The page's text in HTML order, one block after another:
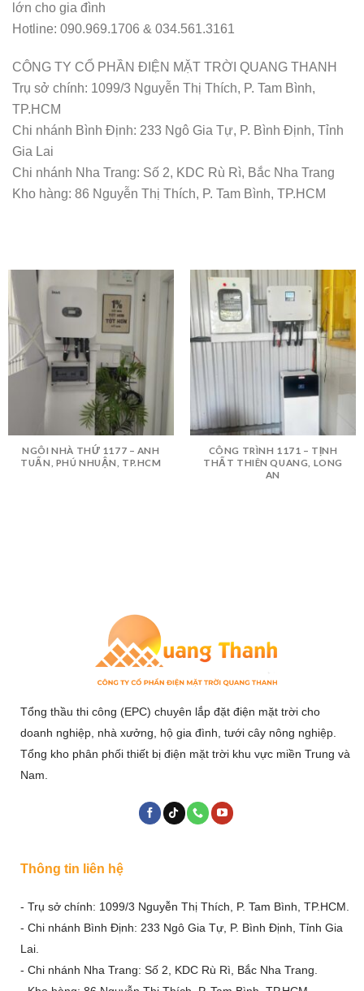
lớn cho gia đình
Hotline: 090.969.1706 & 034.561.3161
CÔNG TY CỔ PHẦN ĐIỆN MẶT TRỜI QUANG THANH
Trụ sở chính: 1099/3 Nguyễn Thị Thích, P. Tam Bình,
TP.HCM
Chi nhánh Bình Định: 233 Ngô Gia Tự, P. Bình Định, Tỉnh
Gia Lai
Chi nhánh Nha Trang: Số 2, KDC Rù Rì, Bắc Nha Trang
Kho hàng: 86 Nguyễn Thị Thích, P. Tam Bình, TP.HCM
NGÔI NHÀ THỨ 1177 – ANH
TUẤN, PHÚ NHUẬN, TP.HCM
CÔNG TRÌNH 1171 – TỊNH
THẤT THIÊN QUANG, LONG
AN
Tổng thầu thi công (EPC) chuyên lắp đặt điện mặt trời cho
doanh nghiệp, nhà xưởng, hộ gia đình, tưới cây nông nghiệp.
Tổng kho phân phối thiết bị điện mặt trời khu vực miền Trung và
Nam.
Thông tin liên hệ
- Trụ sở chính: 1099/3 Nguyễn Thị Thích, P. Tam Bình, TP.HCM.
- Chi nhánh Bình Định: 233 Ngô Gia Tự, P. Bình Định, Tỉnh Gia
Lai.
- Chi nhánh Nha Trang: Số 2, KDC Rù Rì, Bắc Nha Trang.